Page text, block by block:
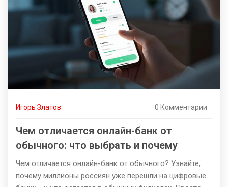
Игорь Златов 0 Комментарии
Чем отличается онлайн-банк от
обычного: что выбрать и почему
Чем отличается онлайн-банк от обычного? Узнайте,
почему миллионы россиян уже перешли на цифровые